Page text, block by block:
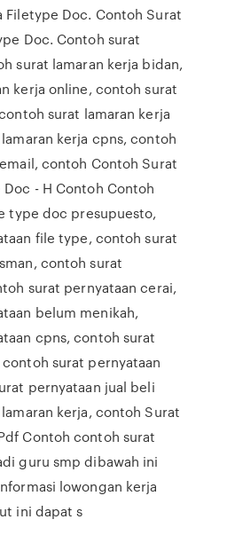
Filetype Doc. Contoh Surat
Doc. Contoh surat
surat lamaran kerja bidan,
kerja online, contoh surat
surat lamaran kerja
kerja cpns, contoh
contoh Contoh Surat
- H Contoh Contoh
type doc presupuesto,
file type, contoh surat
contoh surat
surat pernyataan cerai,
belum menikah,
cpns, contoh surat
surat pernyataan
pernyataan jual beli
kerja, contoh Surat
Contoh contoh surat
guru smp dibawah ini
lowongan kerja
ini dapat s